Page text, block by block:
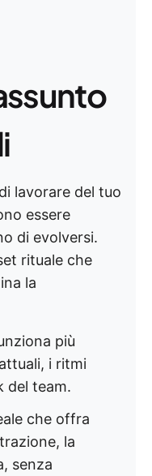
lavorare del tuo
essere
di evolversi.
rituale che
la
più
i ritmi
del team.
che offra
la
senza